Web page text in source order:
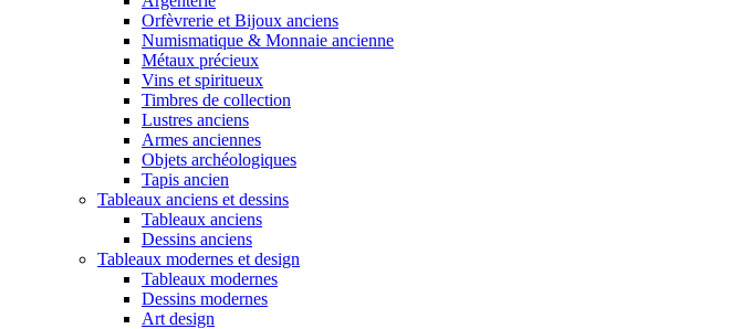
Orfèvrerie et Bijoux anciens
Numismatique & Monnaie ancienne
Métaux précieux
Vins et spiritueux
Timbres de collection
Lustres anciens
Armes anciennes
Objets archéologiques
Tapis ancien
Tableaux anciens et dessins
Tableaux anciens
Dessins anciens
Tableaux modernes et design
Tableaux modernes
Dessins modernes
Art design